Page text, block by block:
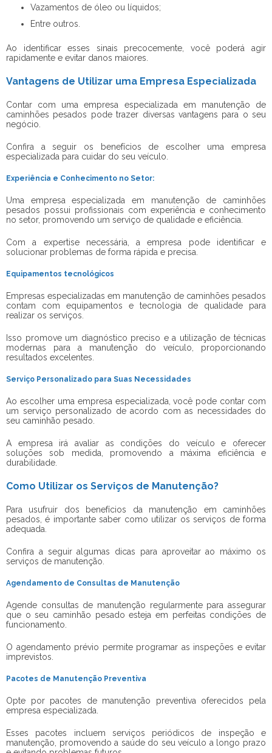
Vazamentos de óleo ou líquidos;
Entre outros.
Ao identificar esses sinais precocemente, você poderá agir
rapidamente e evitar danos maiores.
Vantagens de Utilizar uma Empresa Especializada
Contar com uma empresa especializada em manutenção de
caminhões pesados pode trazer diversas vantagens para o seu
negócio.
Confira a seguir os benefícios de escolher uma empresa
especializada para cuidar do seu veículo.
Experiência e Conhecimento no Setor:
Uma empresa especializada em manutenção de caminhões
pesados possui profissionais com experiência e conhecimento
no setor, promovendo um serviço de qualidade e eficiência.
Com a expertise necessária, a empresa pode identificar e
solucionar problemas de forma rápida e precisa.
Equipamentos tecnológicos
Empresas especializadas em manutenção de caminhões pesados
contam com equipamentos e tecnologia de qualidade para
realizar os serviços.
Isso promove um diagnóstico preciso e a utilização de técnicas
modernas para a manutenção do veículo, proporcionando
resultados excelentes.
Serviço Personalizado para Suas Necessidades
Ao escolher uma empresa especializada, você pode contar com
um serviço personalizado de acordo com as necessidades do
seu caminhão pesado.
A empresa irá avaliar as condições do veículo e oferecer
soluções sob medida, promovendo a máxima eficiência e
durabilidade.
Como Utilizar os Serviços de Manutenção?
Para usufruir dos benefícios da manutenção em caminhões
pesados, é importante saber como utilizar os serviços de forma
adequada.
Confira a seguir algumas dicas para aproveitar ao máximo os
serviços de manutenção.
Agendamento de Consultas de Manutenção
Agende consultas de manutenção regularmente para assegurar
que o seu caminhão pesado esteja em perfeitas condições de
funcionamento.
O agendamento prévio permite programar as inspeções e evitar
imprevistos.
Pacotes de Manutenção Preventiva
Opte por pacotes de manutenção preventiva oferecidos pela
empresa especializada.
Esses pacotes incluem serviços periódicos de inspeção e
manutenção, promovendo a saúde do seu veículo a longo prazo